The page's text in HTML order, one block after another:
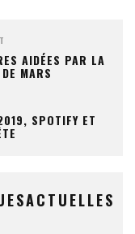
AIDÉES PAR LA
MARS
SPOTIFY ET